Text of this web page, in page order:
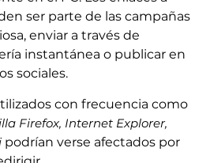
ser parte de las campañas
enviar a través de
instantánea o publicar en
sociales.
con frecuencia como
Firefox, Internet Explorer,
podrían verse afectados por